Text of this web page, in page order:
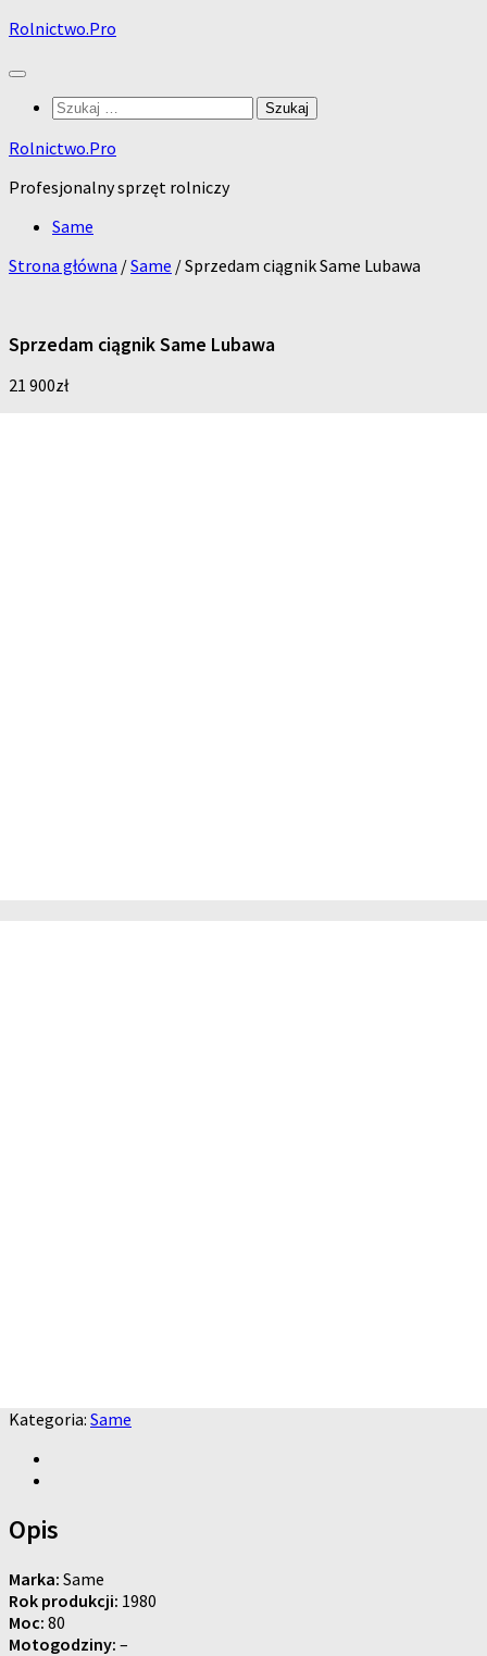
Skip
content
Rolnictwo.Pro
Szukaj:
Rolnictwo.Pro
Profesjonalny sprzęt rolniczy
Same
Strona główna /Same / Sprzedam ciągnik Same Lubawa
Sprzedam ciągnik Same Lubawa
21 900zł
Kategoria: Same
Opis
Marka: Same
Rok produkcji: 1980
Moc: 80
Motogodziny: –